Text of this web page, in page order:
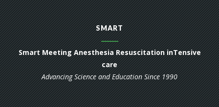
SMART
Smart Meeting Anesthesia Resuscitation inTensive
care
Advancing Science and Education Since 1990